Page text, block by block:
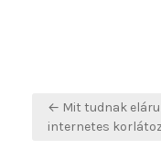
Bejegyzés
navigáció
← Mit tudnak
internetes